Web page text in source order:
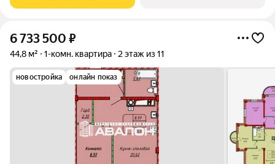
6 733 500 ₽
44,8 м² 1-комн. квартира 2 этаж из 11
новостройка онлайн показ